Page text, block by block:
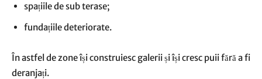
spațiile de sub terase;
fundațiile deteriorate.
În astfel de zone își construiesc galerii și își cresc puii fără a fi
deranjați.